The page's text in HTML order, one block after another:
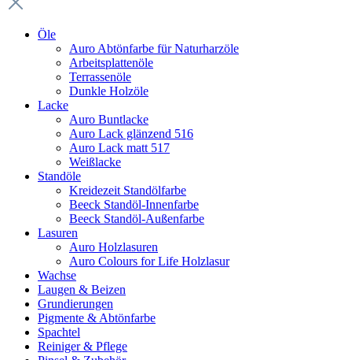
Öle
Auro Abtönfarbe für Naturharzöle
Arbeitsplattenöle
Terrassenöle
Dunkle Holzöle
Lacke
Auro Buntlacke
Auro Lack glänzend 516
Auro Lack matt 517
Weißlacke
Standöle
Kreidezeit Standölfarbe
Beeck Standöl-Innenfarbe
Beeck Standöl-Außenfarbe
Lasuren
Auro Holzlasuren
Auro Colours for Life Holzlasur
Wachse
Laugen & Beizen
Grundierungen
Pigmente & Abtönfarbe
Spachtel
Reiniger & Pflege